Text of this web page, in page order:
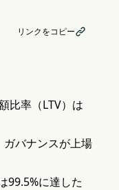
リンクをコピー
比率（LTV）は
バナンスが上場
99.5%に達した